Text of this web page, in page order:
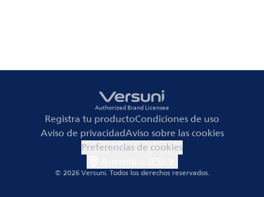
Authorized Brand Licensee
Registra tu productoCondiciones de uso
Aviso de privacidadAviso sobre las cookies
Preferencias de cookies
© 2026 Versuni.Todos los derechos reservados.